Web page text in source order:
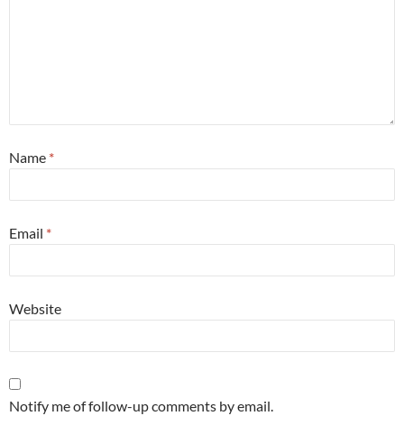
Name *
Email *
Website
Notify me of follow-up comments by email.